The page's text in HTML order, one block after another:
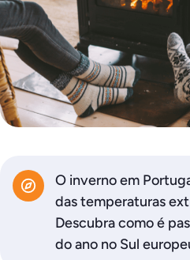
O inverno em
das temperaturas
Descubra como é
do ano no Sul